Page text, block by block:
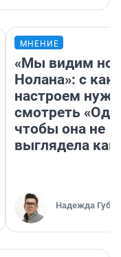
МНЕНИЕ
«Мы видим
Нолана»: с
настроем
смотреть
чтобы она не
выглядела как
Надежда